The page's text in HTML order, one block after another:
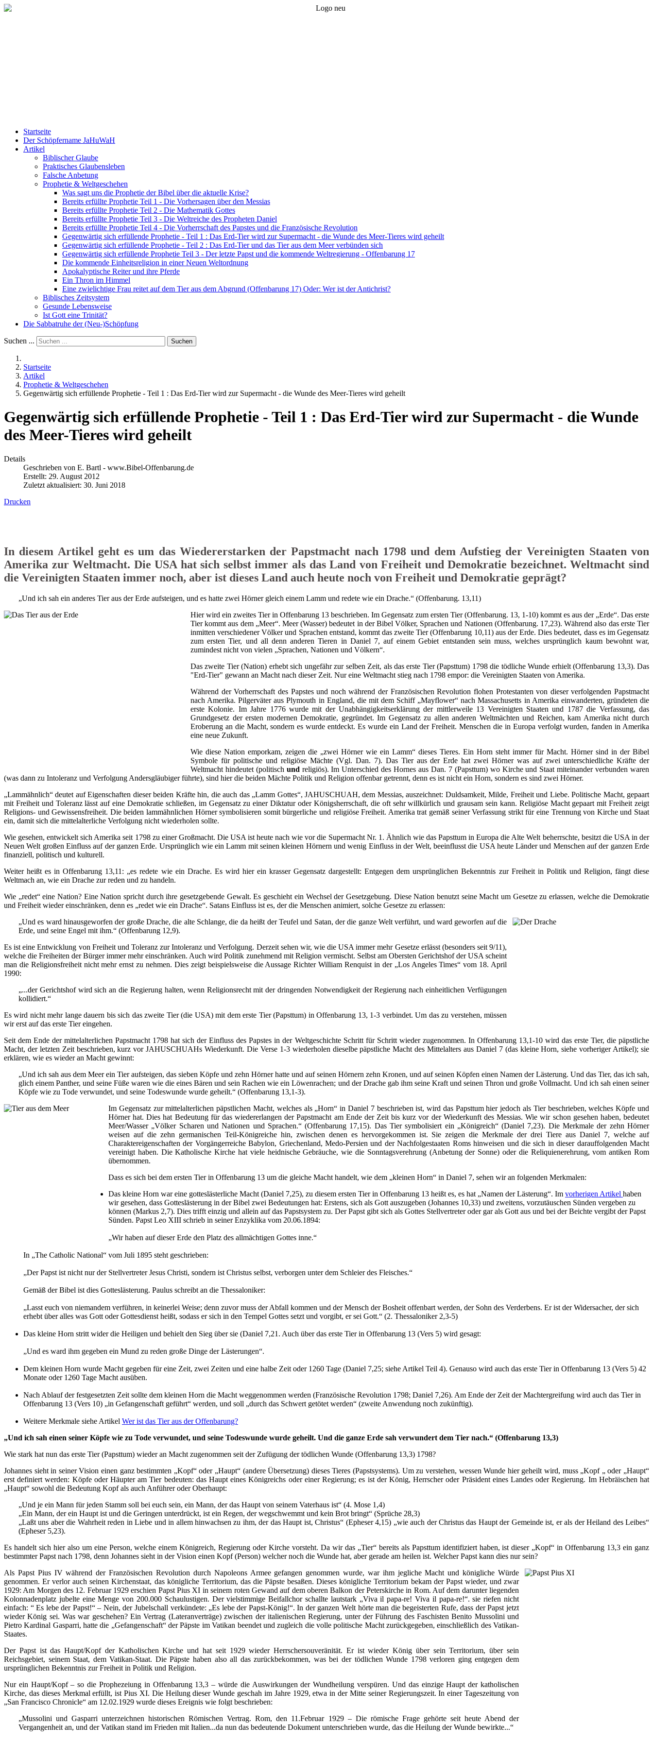
Startseite
Der Schöpfername JaHuWaH
Artikel
Biblischer Glaube
Praktisches Glaubensleben
Falsche Anbetung
Prophetie & Weltgeschehen
Was sagt uns die Prophetie der Bibel über die aktuelle Krise?
Bereits erfüllte Prophetie Teil 1 - Die Vorhersagen über den Messias
Bereits erfüllte Prophetie Teil 2 - Die Mathematik Gottes
Bereits erfüllte Prophetie Teil 3 - Die Weltreiche des Propheten Daniel
Bereits erfüllte Prophetie Teil 4 - Die Vorherrschaft des Papstes und die Französische Revolution
Gegenwärtig sich erfüllende Prophetie - Teil 1 : Das Erd-Tier wird zur Supermacht - die Wunde des Meer-Tieres wird geheilt
Gegenwärtig sich erfüllende Prophetie - Teil 2 : Das Erd-Tier und das Tier aus dem Meer verbünden sich
Gegenwärtig sich erfüllende Prophetie Teil 3 - Der letzte Papst und die kommende Weltregierung - Offenbarung 17
Die kommende Einheitsreligion in einer Neuen Weltordnung
Apokalyptische Reiter und ihre Pferde
Ein Thron im Himmel
Eine zwielichtige Frau reitet auf dem Tier aus dem Abgrund (Offenbarung 17) Oder: Wer ist der Antichrist?
Biblisches Zeitsystem
Gesunde Lebensweise
Ist Gott eine Trinität?
Die Sabbatruhe der (Neu-)Schöpfung
Suchen ... Suchen
Startseite
Artikel
Prophetie & Weltgeschehen
Gegenwärtig sich erfüllende Prophetie - Teil 1 : Das Erd-Tier wird zur Supermacht - die Wunde des Meer-Tieres wird geheilt
Gegenwärtig sich erfüllende Prophetie - Teil 1 : Das Erd-Tier wird zur Supermacht - die Wunde
des Meer-Tieres wird geheilt
Details
Geschrieben von E. Bartl - www.Bibel-Offenbarung.de
Erstellt: 29. August 2012
Zuletzt aktualisiert: 30. Juni 2018
Drucken
In diesem Artikel geht es um das Wiedererstarken der Papstmacht nach 1798 und dem Aufstieg der Vereinigten Staaten von
Amerika zur Weltmacht. Die USA hat sich selbst immer als das Land von Freiheit und Demokratie bezeichnet. Weltmacht sind
die Vereinigten Staaten immer noch, aber ist dieses Land auch heute noch von Freiheit und Demokratie geprägt?
„Und ich sah ein anderes Tier aus der Erde aufsteigen, und es hatte zwei Hörner gleich einem Lamm und redete wie ein Drache.“ (Offenbarung. 13,11)
Hier wird ein zweites Tier in Offenbarung 13 beschrieben. Im Gegensatz zum ersten Tier (Offenbarung. 13, 1-10) kommt es aus der „Erde“. Das erste
Tier kommt aus dem „Meer“. Meer (Wasser) bedeutet in der Bibel Völker, Sprachen und Nationen (Offenbarung. 17,23). Während also das erste Tier
inmitten verschiedener Völker und Sprachen entstand, kommt das zweite Tier (Offenbarung 10,11) aus der Erde. Dies bedeutet, dass es im Gegensatz
zum ersten Tier, und all denn anderen Tieren in Daniel 7, auf einem Gebiet entstanden sein muss, welches ursprünglich kaum bewohnt war,
zumindest nicht von vielen „Sprachen, Nationen und Völkern“.
Das zweite Tier (Nation) erhebt sich ungefähr zur selben Zeit, als das erste Tier (Papsttum) 1798 die tödliche Wunde erhielt (Offenbarung 13,3). Das
"Erd-Tier" gewann an Macht nach dieser Zeit. Nur eine Weltmacht stieg nach 1798 empor: die Vereinigten Staaten von Amerika.
Während der Vorherrschaft des Papstes und noch während der Französischen Revolution flohen Protestanten von dieser verfolgenden Papstmacht
nach Amerika. Pilgerväter aus Plymouth in England, die mit dem Schiff „Mayflower“ nach Massachusetts in Amerika einwanderten, gründeten die
erste Kolonie. Im Jahre 1776 wurde mit der Unabhängigkeitserklärung der mittlerweile 13 Vereinigten Staaten und 1787 die Verfassung, das
Grundgesetz der ersten modernen Demokratie, gegründet. Im Gegensatz zu allen anderen Weltmächten und Reichen, kam Amerika nicht durch
Eroberung an die Macht, sondern es wurde entdeckt. Es wurde ein Land der Freiheit. Menschen die in Europa verfolgt wurden, fanden in Amerika
eine neue Zukunft.
Wie diese Nation emporkam, zeigen die „zwei Hörner wie ein Lamm“ dieses Tieres. Ein Horn steht immer für Macht. Hörner sind in der Bibel
Symbole für politische und religiöse Mächte (Vgl. Dan. 7). Das Tier aus der Erde hat zwei Hörner was auf zwei unterschiedliche Kräfte der
Weltmacht hindeutet (politisch und religiös). Im Unterschied des Hornes aus Dan. 7 (Papsttum) wo Kirche und Staat miteinander verbunden waren
(was dann zu Intoleranz und Verfolgung Andersgläubiger führte), sind hier die beiden Mächte Politik und Religion offenbar getrennt, denn es ist nicht ein Horn, sondern es sind zwei Hörner.
„Lammähnlich“ deutet auf Eigenschaften dieser beiden Kräfte hin, die auch das „Lamm Gottes“, JAHUSCHUAH, dem Messias, auszeichnet: Duldsamkeit, Milde, Freiheit und Liebe. Politische Macht, gepaart
mit Freiheit und Toleranz lässt auf eine Demokratie schließen, im Gegensatz zu einer Diktatur oder Königsherrschaft, die oft sehr willkürlich und grausam sein kann. Religiöse Macht gepaart mit Freiheit zeigt
Religions- und Gewissensfreiheit. Die beiden lammähnlichen Hörner symbolisieren somit bürgerliche und religiöse Freiheit. Amerika trat gemäß seiner Verfassung strikt für eine Trennung von Kirche und Staat
ein, damit sich die mittelalterliche Verfolgung nicht wiederholen sollte.
Wie gesehen, entwickelt sich Amerika seit 1798 zu einer Großmacht. Die USA ist heute nach wie vor die Supermacht Nr. 1. Ähnlich wie das Papsttum in Europa die Alte Welt beherrschte, besitzt die USA in der
Neuen Welt großen Einfluss auf der ganzen Erde. Ursprünglich wie ein Lamm mit seinen kleinen Hörnern und wenig Einfluss in der Welt, beeinflusst die USA heute Länder und Menschen auf der ganzen Erde
finanziell, politisch und kulturell.
Weiter heißt es in Offenbarung 13,11: „es redete wie ein Drache. Es wird hier ein krasser Gegensatz dargestellt: Entgegen dem ursprünglichen Bekenntnis zur Freiheit in Politik und Religion, fängt diese
Weltmach an, wie ein Drache zur reden und zu handeln.
Wie „redet“ eine Nation? Eine Nation spricht durch ihre gesetzgebende Gewalt. Es geschieht ein Wechsel der Gesetzgebung. Diese Nation benutzt seine Macht um Gesetze zu erlassen, welche die Demokratie
und Freiheit wieder einschränken, denn es „redet wie ein Drache“. Satans Einfluss ist es, der die Menschen animiert, solche Gesetze zu erlassen:
„Und es ward hinausgeworfen der große Drache, die alte Schlange, die da heißt der Teufel und Satan, der die ganze Welt verführt, und ward geworfen auf die
Erde, und seine Engel mit ihm.“ (Offenbarung 12,9).
Es ist eine Entwicklung von Freiheit und Toleranz zur Intoleranz und Verfolgung. Derzeit sehen wir, wie die USA immer mehr Gesetze erlässt (besonders seit 9/11),
welche die Freiheiten der Bürger immer mehr einschränken. Auch wird Politik zunehmend mit Religion vermischt. Selbst am Obersten Gerichtshof der USA scheint
man die Religionsfreiheit nicht mehr ernst zu nehmen. Dies zeigt beispielsweise die Aussage Richter William Renquist in der „Los Angeles Times“ vom 18. April
1990:
„...der Gerichtshof wird sich an die Regierung halten, wenn Religionsrecht mit der dringenden Notwendigkeit der Regierung nach einheitlichen Verfügungen
kollidiert.“
Es wird nicht mehr lange dauern bis sich das zweite Tier (die USA) mit dem erste Tier (Papsttum) in Offenbarung 13, 1-3 verbindet. Um das zu verstehen, müssen
wir erst auf das erste Tier eingehen.
Seit dem Ende der mittelalterlichen Papstmacht 1798 hat sich der Einfluss des Papstes in der Weltgeschichte Schritt für Schritt wieder zugenommen. In Offenbarung 13,1-10 wird das erste Tier, die päpstliche
Macht, der letzten Zeit beschrieben, kurz vor JAHUSCHUAHs Wiederkunft. Die Verse 1-3 wiederholen dieselbe päpstliche Macht des Mittelalters aus Daniel 7 (das kleine Horn, siehe vorheriger Artikel); sie
erklären, wie es wieder an Macht gewinnt:
„Und ich sah aus dem Meer ein Tier aufsteigen, das sieben Köpfe und zehn Hörner hatte und auf seinen Hörnern zehn Kronen, und auf seinen Köpfen einen Namen der Lästerung. Und das Tier, das ich sah,
glich einem Panther, und seine Füße waren wie die eines Bären und sein Rachen wie ein Löwenrachen; und der Drache gab ihm seine Kraft und seinen Thron und große Vollmacht. Und ich sah einen seiner
Köpfe wie zu Tode verwundet, und seine Todeswunde wurde geheilt.“ (Offenbarung 13,1-3).
Im Gegensatz zur mittelalterlichen päpstlichen Macht, welches als „Horn“ in Daniel 7 beschrieben ist, wird das Papsttum hier jedoch als Tier beschrieben, welches Köpfe und
Hörner hat. Dies hat Bedeutung für das wiedererlangen der Papstmacht am Ende der Zeit bis kurz vor der Wiederkunft des Messias. Wie wir schon gesehen haben, bedeutet
Meer/Wasser „Völker Scharen und Nationen und Sprachen.“ (Offenbarung 17,15). Das Tier symbolisiert ein „Königreich“ (Daniel 7,23). Die Merkmale der zehn Hörner
weisen auf die zehn germanischen Teil-Königreiche hin, zwischen denen es hervorgekommen ist. Sie zeigen die Merkmale der drei Tiere aus Daniel 7, welche auf
Charaktereigenschaften der Vorgängerreiche Babylon, Griechenland, Medo-Persien und der Nachfolgestaaten Roms hinweisen und die sich in dieser darauffolgenden Macht
vereinigt haben. Die Katholische Kirche hat viele heidnische Gebräuche, wie die Sonntagsverehrung (Anbetung der Sonne) oder die Reliquienerehrung, vom antiken Rom
übernommen.
Dass es sich bei dem ersten Tier in Offenbarung 13 um die gleiche Macht handelt, wie dem „kleinen Horn“ in Daniel 7, sehen wir an folgenden Merkmalen:
Das kleine Horn war eine gotteslästerliche Macht (Daniel 7,25), zu diesem ersten Tier in Offenbarung 13 heißt es, es hat „Namen der Lästerung“. Im vorherigen Artikel haben
wir gesehen, dass Gotteslästerung in der Bibel zwei Bedeutungen hat: Erstens, sich als Gott auszugeben (Johannes 10,33) und zweitens, vorzutäuschen Sünden vergeben zu
können (Markus 2,7). Dies trifft einzig und allein auf das Papstsystem zu. Der Papst gibt sich als Gottes Stellvertreter oder gar als Gott aus und bei der Beichte vergibt der Papst
Sünden. Papst Leo XIII schrieb in seiner Enzyklika vom 20.06.1894:
„Wir haben auf dieser Erde den Platz des allmächtigen Gottes inne.“
In „The Catholic National“ vom Juli 1895 steht geschrieben:
„Der Papst ist nicht nur der Stellvertreter Jesus Christi, sondern ist Christus selbst, verborgen unter dem Schleier des Fleisches.“
Gemäß der Bibel ist dies Gotteslästerung. Paulus schreibt an die Thessaloniker:
„Lasst euch von niemandem verführen, in keinerlei Weise; denn zuvor muss der Abfall kommen und der Mensch der Bosheit offenbart werden, der Sohn des Verderbens. Er ist der Widersacher, der sich
erhebt über alles was Gott oder Gottesdienst heißt, sodass er sich in den Tempel Gottes setzt und vorgibt, er sei Gott.“ (2. Thessaloniker 2,3-5)
Das kleine Horn stritt wider die Heiligen und behielt den Sieg über sie (Daniel 7,21. Auch über das erste Tier in Offenbarung 13 (Vers 5) wird gesagt:
„Und es ward ihm gegeben ein Mund zu reden große Dinge der Lästerungen“.
Dem kleinen Horn wurde Macht gegeben für eine Zeit, zwei Zeiten und eine halbe Zeit oder 1260 Tage (Daniel 7,25; siehe Artikel Teil 4). Genauso wird auch das erste Tier in Offenbarung 13 (Vers 5) 42
Monate oder 1260 Tage Macht ausüben.
Nach Ablauf der festgesetzten Zeit sollte dem kleinen Horn die Macht weggenommen werden (Französische Revolution 1798; Daniel 7,26). Am Ende der Zeit der Machtergreifung wird auch das Tier in
Offenbarung 13 (Vers 10) „in Gefangenschaft geführt“ werden, und soll „durch das Schwert getötet werden“ (zweite Anwendung noch zukünftig).
Weitere Merkmale siehe Artikel Wer ist das Tier aus der Offenbarung?
„Und ich sah einen seiner Köpfe wie zu Tode verwundet, und seine Todeswunde wurde geheilt. Und die ganze Erde sah verwundert dem Tier nach.“ (Offenbarung 13,3)
Wie stark hat nun das erste Tier (Papsttum) wieder an Macht zugenommen seit der Zufügung der tödlichen Wunde (Offenbarung 13,3) 1798?
Johannes sieht in seiner Vision einen ganz bestimmten „Kopf“ oder „Haupt“ (andere Übersetzung) dieses Tieres (Papstsystems). Um zu verstehen, wessen Wunde hier geheilt wird, muss „Kopf „ oder „Haupt“
erst definiert werden: Köpfe oder Häupter am Tier bedeuten: das Haupt eines Königreichs oder einer Regierung; es ist der König, Herrscher oder Präsident eines Landes oder Regierung. Im Hebräischen hat
„Haupt“ sowohl die Bedeutung Kopf als auch Anführer oder Oberhaupt:
„Und je ein Mann für jeden Stamm soll bei euch sein, ein Mann, der das Haupt von seinem Vaterhaus ist“ (4. Mose 1,4)
„Ein Mann, der ein Haupt ist und die Geringen unterdrückt, ist ein Regen, der wegschwemmt und kein Brot bringt“ (Sprüche 28,3)
„Laßt uns aber die Wahrheit reden in Liebe und in allem hinwachsen zu ihm, der das Haupt ist, Christus“ (Epheser 4,15) „wie auch der Christus das Haupt der Gemeinde ist, er als der Heiland des Leibes“
(Epheser 5,23).
Es handelt sich hier also um eine Person, welche einem Königreich, Regierung oder Kirche vorsteht. Da wir das „Tier“ bereits als Papsttum identifiziert haben, ist dieser „Kopf“ in Offenbarung 13,3 ein ganz
bestimmter Papst nach 1798, denn Johannes sieht in der Vision einen Kopf (Person) welcher noch die Wunde hat, aber gerade am heilen ist. Welcher Papst kann dies nur sein?
Als Papst Pius IV während der Französischen Revolution durch Napoleons Armee gefangen genommen wurde, war ihm jegliche Macht und königliche Würde
genommen. Er verlor auch seinen Kirchenstaat, das königliche Territorium, das die Päpste besaßen. Dieses königliche Territorium bekam der Papst wieder, und zwar
1929: Am Morgen des 12. Februar 1929 erschien Papst Pius XI in seinem roten Gewand auf dem oberen Balkon der Peterskirche in Rom. Auf dem darunter liegenden
Kolonnadenplatz jubelte eine Menge von 200.000 Schaulustigen. Der vielstimmige Beifallchor schallte lautstark „Viva il papa-re! Viva il papa-re!“. sie riefen nicht
einfach: “ Es lebe der Papst!“ – Nein, der Jubelschall verkündete: „Es lebe der Papst-König!“. In der ganzen Welt hörte man die begeisterten Rufe, dass der Papst jetzt
wieder König sei. Was war geschehen? Ein Vertrag (Lateranverträge) zwischen der italienischen Regierung, unter der Führung des Faschisten Benito Mussolini und
Pietro Kardinal Gasparri, hatte die „Gefangenschaft“ der Päpste im Vatikan beendet und zugleich die volle politische Macht zurückgegeben, einschließlich des Vatikan-
Staates.
Der Papst ist das Haupt/Kopf der Katholischen Kirche und hat seit 1929 wieder Herrschersouveränität. Er ist wieder König über sein Territorium, über sein
Reichsgebiet, seinem Staat, dem Vatikan-Staat. Die Päpste haben also all das zurückbekommen, was bei der tödlichen Wunde 1798 verloren ging entgegen dem
ursprünglichen Bekenntnis zur Freiheit in Politik und Religion.
Nur ein Haupt/Kopf – so die Prophezeiung in Offenbarung 13,3 – würde die Auswirkungen der Wundheilung verspüren. Und das einzige Haupt der katholischen
Kirche, das dieses Merkmal erfüllt, ist Pius XI. Die Heilung dieser Wunde geschah im Jahre 1929, etwa in der Mitte seiner Regierungszeit. In einer Tageszeitung von
„San Francisco Chronicle“ am 12.02.1929 wurde dieses Ereignis wie folgt beschrieben:
„Mussolini und Gasparri unterzeichnen historischen Römischen Vertrag. Rom, den 11.Februar 1929 – Die römische Frage gehörte seit heute Abend der
Vergangenheit an, und der Vatikan stand im Frieden mit Italien...da nun das bedeutende Dokument unterschrieben wurde, das die Heilung der Wunde bewirkte...“